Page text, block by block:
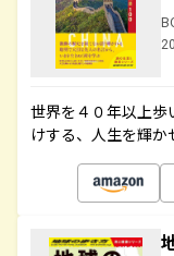
世界を４０年以上歩
けする、人生を輝